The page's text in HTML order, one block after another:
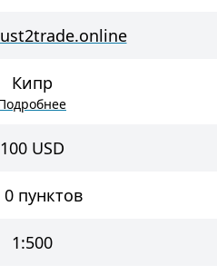
Кипр
100 USD
0 пунктов
1:500